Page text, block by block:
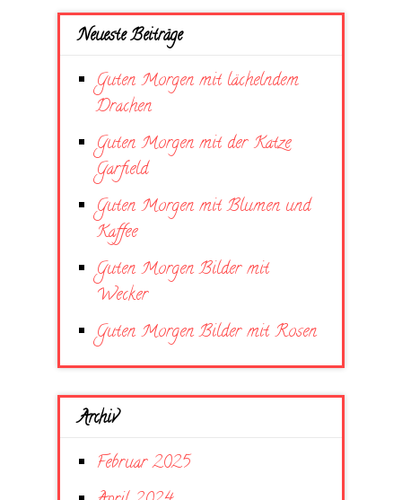
Neueste Beiträge
Guten Morgen mit lächelndem
Drachen
Guten Morgen mit der Katze
Garfield
Guten Morgen mit Blumen und
Kaffee
Guten Morgen Bilder mit
Wecker
Guten Morgen Bilder mit Rosen
Archiv
Februar 2025